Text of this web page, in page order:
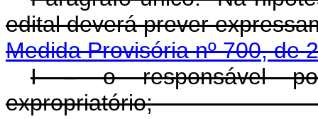
edital deverá prever
Medida Provisória nº 700, de
I – o responsável
expropriatório;